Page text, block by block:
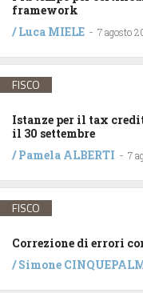
framework
/Luca MIELE - 7 agosto
FISCO
Istanze per il tax
il 30 settembre
/Pamela ALBERTI - 7
FISCO
Correzione di errori
/Simone